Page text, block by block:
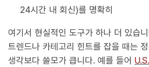
24시간 내 회신)를 명확히
여기서 현실적인 도구가 하나 더 있습
트렌드나 카테고리 힌트를 잡을 때는
생각보다 쓸모가 큽니다. 예를 들어